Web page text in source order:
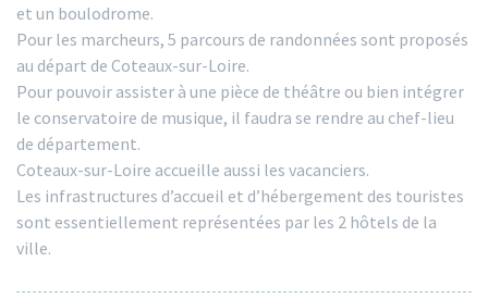
et un boulodrome.
Pour les marcheurs, 5 parcours de randonnées sont proposés
au départ de Coteaux-sur-Loire.
Pour pouvoir assister à une pièce de théâtre ou bien intégrer
le conservatoire de musique, il faudra se rendre au chef-lieu
de département.
Coteaux-sur-Loire accueille aussi les vacanciers.
Les infrastructures d’accueil et d’hébergement des touristes
sont essentiellement représentées par les 2 hôtels de la
ville.